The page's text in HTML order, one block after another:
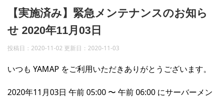
【実施済み】緊急メンテナンスのお知ら
せ 2020年11月03日
投稿日：2020-11-02 更新日： 2020-11-03
いつも YAMAP をご利用いただきありがとうございます。
2020年11月03日 午前 05:00 〜 午前 06:00 にサーバーメン